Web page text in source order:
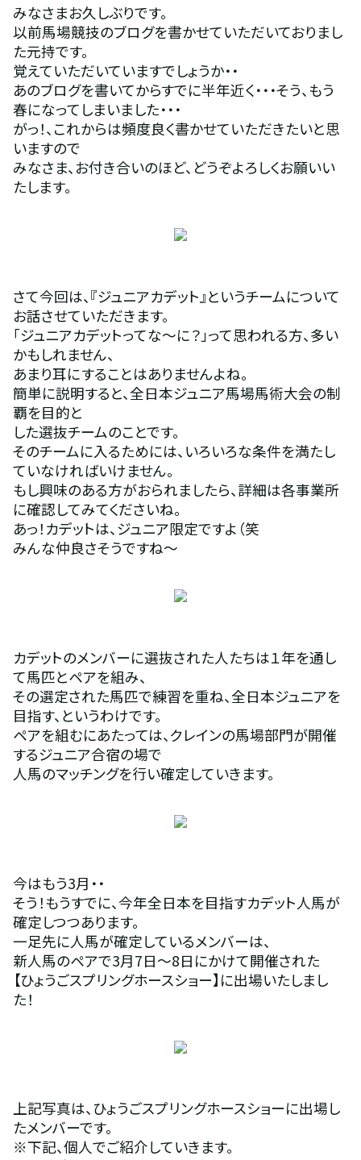
みなさまお久しぶりです。
以前馬場競技のブログを書かせていただいておりまし
た元持です。
覚えていただいていますでしょうか・・
あのブログを書いてからすでに半年近く・・・そう、もう
春になってしまいました・・・
がっ！、これからは頻度良く書かせていただきたいと思
いますので
みなさま、お付き合いのほど、どうぞよろしくお願いい
たします。
さて今回は、『ジュニアカデット』というチームについて
お話させていただきます。
「ジュニアカデットってな～に？」って思われる方、多い
かもしれません、
あまり耳にすることはありませんよね。
簡単に説明すると、全日本ジュニア馬場馬術大会の制
覇を目的と
した選抜チームのことです。
そのチームに入るためには、いろいろな条件を満たし
ていなければいけません。
もし興味のある方がおられましたら、詳細は各事業所
に確認してみてくださいね。
あっ！カデットは、ジュニア限定ですよ（笑
みんな仲良さそうですね～
カデットのメンバーに選抜された人たちは１年を通し
て馬匹とペアを組み、
その選定された馬匹で練習を重ね、全日本ジュニアを
目指す、というわけです。
ペアを組むにあたっては、クレインの馬場部門が開催
するジュニア合宿の場で
人馬のマッチングを行い確定していきます。
今はもう3月・・
そう！もうすでに、今年全日本を目指すカデット人馬が
確定しつつあります。
一足先に人馬が確定しているメンバーは、
新人馬のペアで3月7日～8日にかけて開催された
【ひょうごスプリングホースショー】に出場いたしまし
た！
上記写真は、ひょうごスプリングホースショーに出場し
たメンバーです。
※下記、個人でご紹介していきます。